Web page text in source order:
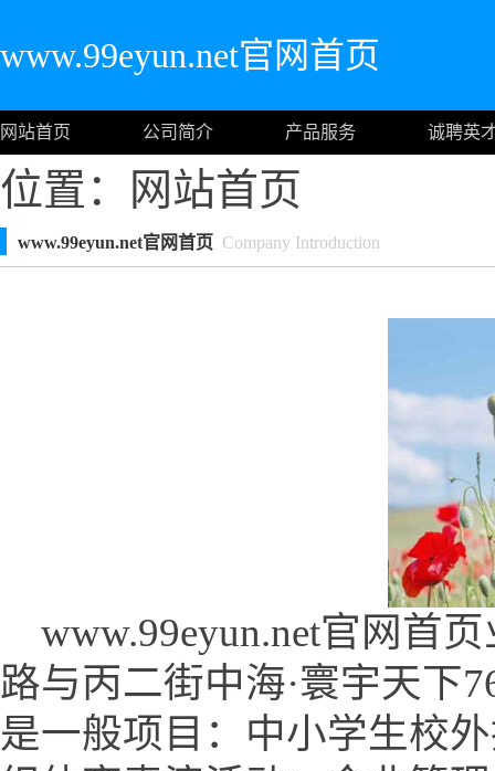
www.99eyun.net官网首页
网站首页 公司简介 产品服务 诚聘英
位置： 网站首页
www.99eyun.net官网首页 Company Introduction
www.99eyun.net官网首
路与丙二街中海·寰宇天下
是一般项目：中小学生校